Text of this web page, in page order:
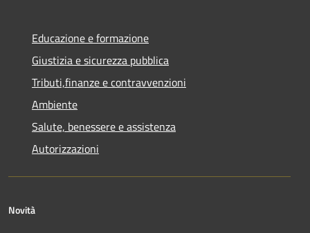
Educazione e formazione
Giustizia e sicurezza pubblica
Tributi,finanze e contravvenzioni
Ambiente
Salute, benessere e assistenza
Autorizzazioni
Novità